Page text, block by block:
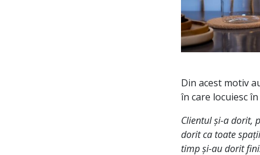
Din acest motiv
în care locuiesc în
Clientul și-a dorit,
dorit ca toate
timp și-au dorit